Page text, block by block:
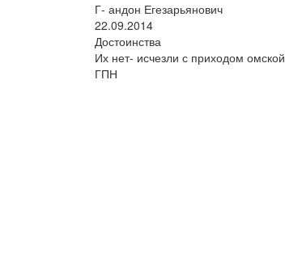
Г- андон Егезарьянович
22.09.2014
Достоинства
Их нет- исчезли с приходом
ГПН